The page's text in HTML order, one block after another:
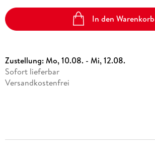
In den Warenkorb
Zustellung:Mo, 10.08. - Mi, 12.08.
Sofort lieferbar
Versandkostenfrei